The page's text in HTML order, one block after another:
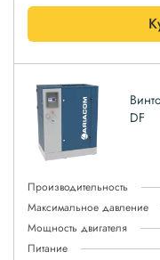
DF
Производительность
Максимальное давление
Мощность двигателя
Питание